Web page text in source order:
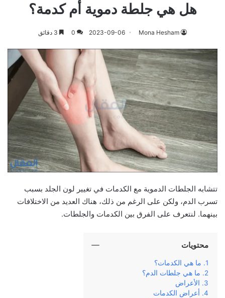
هل هي جلطة دموية أم كدمة؟
Mona Hesham
2023-09-06
0
تتشابه الجلطات الدموية مع الكدمات في تغيير لون الجلد بسبب
تسرب الدم، ولكن على الرغم من ذلك، هناك العديد من الاختلافات
بينهما. لنتعرف على الفرق بين الكدمات والجلطات.
محتويات
ما هي الكدمات؟
ما هي جلطات الدم؟
الأعراض
أعراض الكدمات